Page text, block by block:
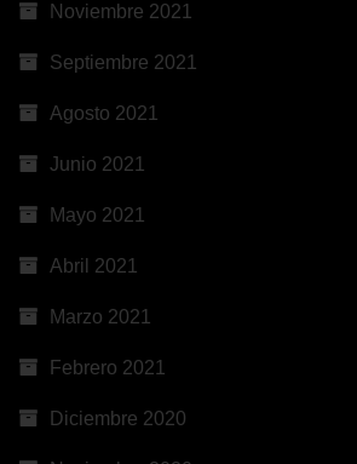
Noviembre 2021
Septiembre 2021
Agosto 2021
Junio 2021
Mayo 2021
Abril 2021
Marzo 2021
Febrero 2021
Diciembre 2020